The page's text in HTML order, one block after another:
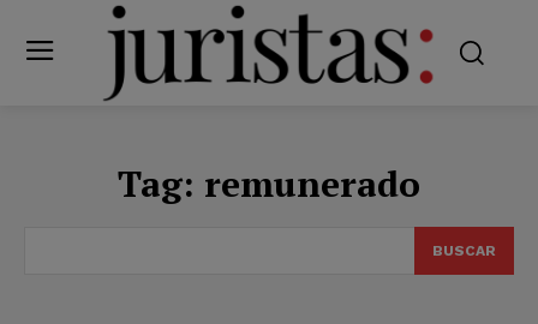
Tag: remunerado
BUSCAR